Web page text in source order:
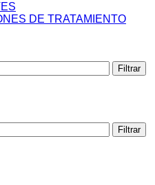
DE TRATAMIENTO
Filtrar
Filtrar